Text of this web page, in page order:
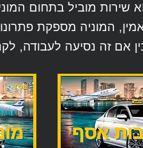
שירות מוביל בתחום
המוניה מספקת
אם זה נסיעה לעבודה,